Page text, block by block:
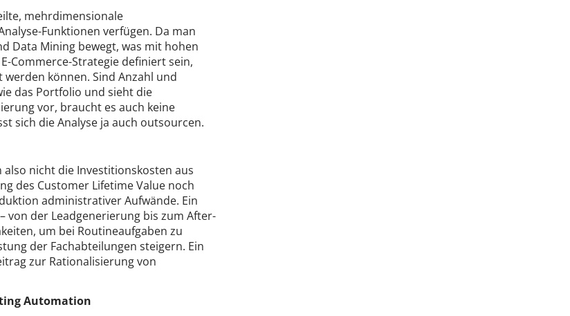
mehrdimensionale
Funktionen verfügen. Da man
Data Mining bewegt, was mit hohen
Commerce-Strategie definiert sein,
können. Sind Anzahl und
das Portfolio und sieht die
vor, braucht es auch keine
sich die Analyse ja auch outsourcen.
nicht die Investitionskosten aus
des Customer Lifetime Value noch
administrativer Aufwände. Ein
von der Leadgenerierung bis zum After-
um bei Routineaufgaben zu
der Fachabteilungen steigern. Ein
zur Rationalisierung von
Automation